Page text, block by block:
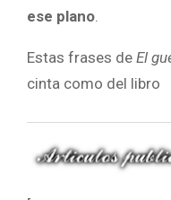
ese plano.
Estas frases de El
cinta como del libro